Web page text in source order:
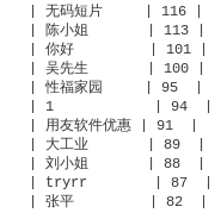
| 无码短片     | 116 |
| 陈小姐       | 113 |
| 你好         | 101 |
| 吴先生       | 100 |
| 性福家园     | 95  |
| 1            | 94  |
| 用友软件优惠 | 91  |
| 大工业       | 89  |
| 刘小姐       | 88  |
| tryrr        | 87  |
| 张平         | 82  |